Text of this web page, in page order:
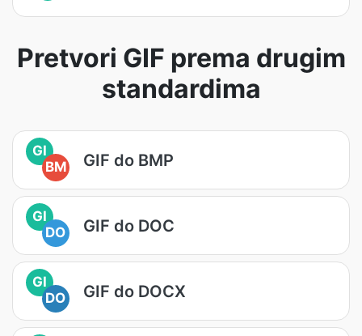
Pretvori GIF prema drugim
standardima
GI
BM
GIF do BMP
GI
DO
GIF do DOC
GI
DO
GIF do DOCX